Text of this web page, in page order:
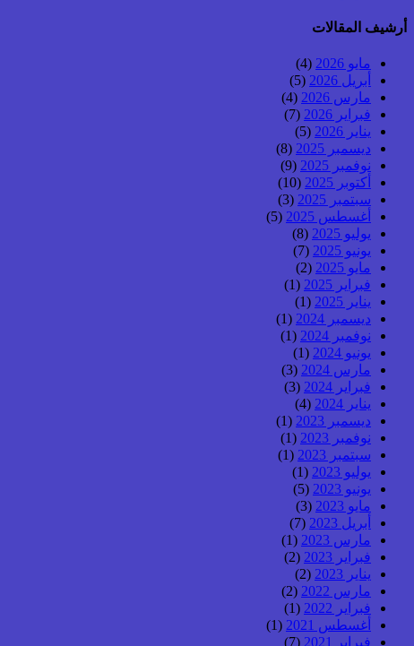
أرشيف المقالات
مايو 2026
(4)
أبريل 2026
(5)
مارس 2026
(4)
فبراير 2026
(7)
يناير 2026
(5)
ديسمبر 2025
(8)
نوفمبر 2025
(9)
أكتوبر 2025
(10)
سبتمبر 2025
(3)
أغسطس 2025
(5)
يوليو 2025
(8)
يونيو 2025
(7)
مايو 2025
(2)
فبراير 2025
(1)
يناير 2025
(1)
ديسمبر 2024
(1)
نوفمبر 2024
(1)
يونيو 2024
(1)
مارس 2024
(3)
فبراير 2024
(3)
يناير 2024
(4)
ديسمبر 2023
(1)
نوفمبر 2023
(1)
سبتمبر 2023
(1)
يوليو 2023
(1)
يونيو 2023
(5)
مايو 2023
(3)
أبريل 2023
(7)
مارس 2023
(1)
فبراير 2023
(2)
يناير 2023
(2)
مارس 2022
(2)
فبراير 2022
(1)
أغسطس 2021
(1)
فبراير 2021
(7)